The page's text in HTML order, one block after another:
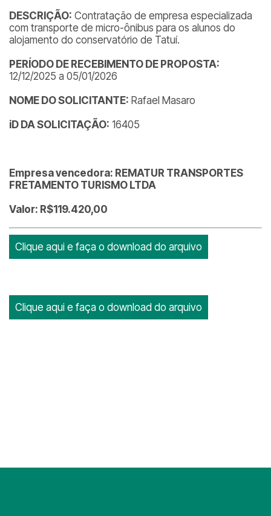
DESCRIÇÃO: Contratação de empresa especializada
com transporte de micro-ônibus para os alunos do
alojamento do conservatório de Tatuí.
PERÍODO DE RECEBIMENTO DE PROPOSTA:
12/12/2025 a 05/01/2026
NOME DO SOLICITANTE: Rafael Masaro
iD DA SOLICITAÇÃO: 16405
Empresa vencedora: REMATUR TRANSPORTES
FRETAMENTO TURISMO LTDA
Valor: R$119.420,00
Clique aqui e faça o download do arquivo
Clique aqui e faça o download do arquivo